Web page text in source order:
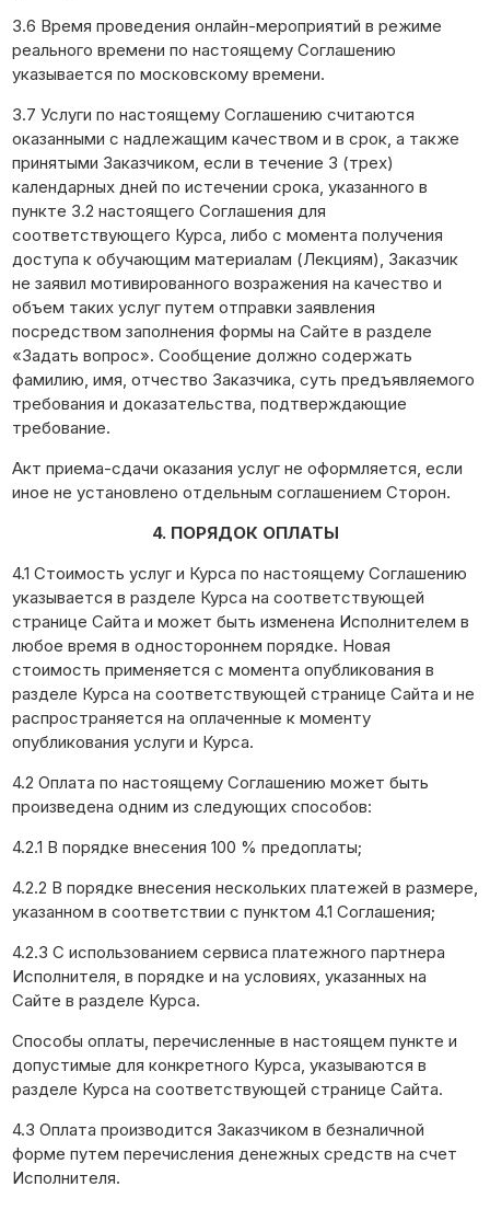
3.6 Время проведения онлайн-мероприятий в режиме
реального времени по настоящему Соглашению
указывается по московскому времени.
3.7 Услуги по настоящему Соглашению считаются
оказанными с надлежащим качеством и в срок, а также
принятыми Заказчиком, если в течение 3 (трех)
календарных дней по истечении срока, указанного в
пункте 3.2 настоящего Соглашения для
соответствующего Курса, либо с момента получения
доступа к обучающим материалам (Лекциям), Заказчик
не заявил мотивированного возражения на качество и
объем таких услуг путем отправки заявления
посредством заполнения формы на Сайте в разделе
«Задать вопрос». Сообщение должно содержать
фамилию, имя, отчество Заказчика, суть предъявляемого
требования и доказательства, подтверждающие
требование.
Акт приема-сдачи оказания услуг не оформляется, если
иное не установлено отдельным соглашением Сторон.
4. ПОРЯДОК ОПЛАТЫ
4.1 Стоимость услуг и Курса по настоящему Соглашению
указывается в разделе Курса на соответствующей
странице Сайта и может быть изменена Исполнителем в
любое время в одностороннем порядке. Новая
стоимость применяется с момента опубликования в
разделе Курса на соответствующей странице Сайта и не
распространяется на оплаченные к моменту
опубликования услуги и Курса.
4.2 Оплата по настоящему Соглашению может быть
произведена одним из следующих способов:
4.2.1 В порядке внесения 100 % предоплаты;
4.2.2 В порядке внесения нескольких платежей в размере,
указанном в соответствии с пунктом 4.1 Соглашения;
4.2.3 С использованием сервиса платежного партнера
Исполнителя, в порядке и на условиях, указанных на
Сайте в разделе Курса.
Способы оплаты, перечисленные в настоящем пункте и
допустимые для конкретного Курса, указываются в
разделе Курса на соответствующей странице Сайта.
4.3 Оплата производится Заказчиком в безналичной
форме путем перечисления денежных средств на счет
Исполнителя.